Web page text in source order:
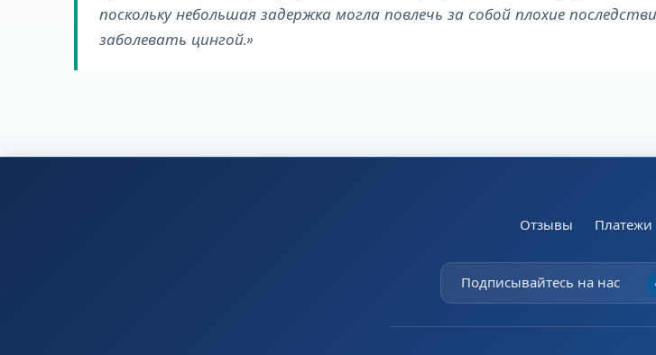
поскольку небольшая задержка могла повлечь за собой плохие
заболевать цингой.
Отзывы Платежи
Подписывайтесь на нас